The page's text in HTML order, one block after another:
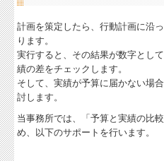
計画を策定したら、行動計画に沿
ります。
実行すると、その結果が数字とし
績の差をチェックします。
そして、実績が予算に届かない場
討します。
当事務所では、「予算と実績の比
め、以下のサポートを行います。